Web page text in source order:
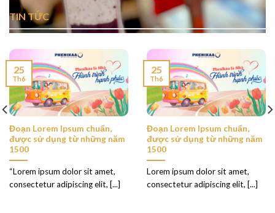
TIN TỨC
Đoạn Lorem Ipsum chuẩn,
được sử dụng từ những năm
1500
“Lorem ipsum dolor sit amet,
consectetur adipiscing elit, [...]
25
Th6
Đoạn Lorem Ipsum chuẩn,
được sử dụng từ những năm
1500
Lorem ipsum dolor sit amet,
consectetur adipiscing elit, [...]
25
Th6